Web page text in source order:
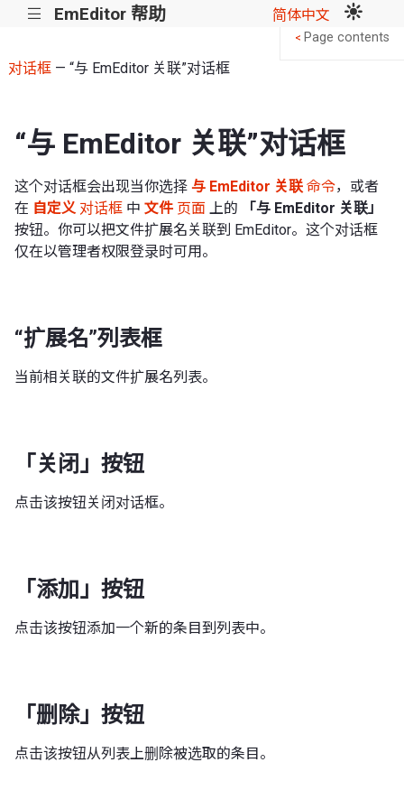
||| EmEditor 帮助 简体中文
对话框— “与 EmEditor 关联”对话框
“与 EmEditor 关联”对话框
这个对话框会出现当你选择 与 EmEditor 关联 命令，或者
在 自定义 对话框 中 文件 页面 上的
「与 EmEditor 关联」
按钮。你可以把文件扩展名关联到 EmEditor。这个对话框
仅在以管理者权限登录时可用。
“扩展名”列表框
当前相关联的文件扩展名列表。
「关闭」按钮
点击该按钮关闭对话框。
「添加」按钮
点击该按钮添加一个新的条目到列表中。
「删除」按钮
点击该按钮从列表上删除被选取的条目。
< Page contents